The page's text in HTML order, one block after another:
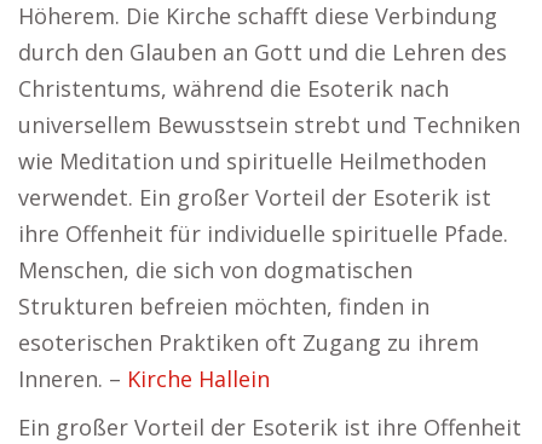
Höherem. Die Kirche schafft diese Verbindung
durch den Glauben an Gott und die Lehren des
Christentums, während die Esoterik nach
universellem Bewusstsein strebt und Techniken
wie Meditation und spirituelle Heilmethoden
verwendet. Ein großer Vorteil der Esoterik ist
ihre Offenheit für individuelle spirituelle Pfade.
Menschen, die sich von dogmatischen
Strukturen befreien möchten, finden in
esoterischen Praktiken oft Zugang zu ihrem
Inneren. – Kirche Hallein
Ein großer Vorteil der Esoterik ist ihre Offenheit